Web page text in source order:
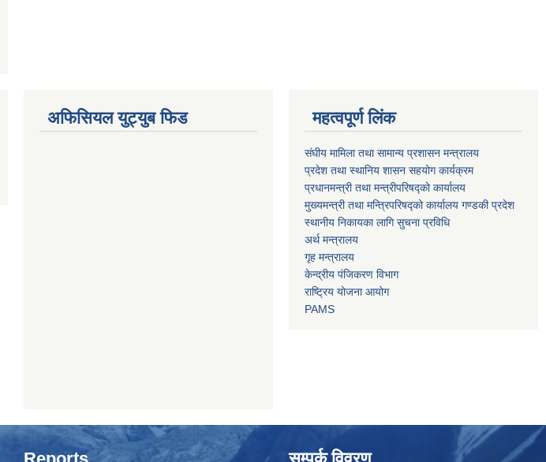
अफिसियल युट्युब फिड महत्वपूर्ण लिंक
संघीय मामिला तथा सामान्य प्रशासन मन्त्रालय
प्रदेश तथा स्थानिय शासन सहयोग कार्यक्रम
प्रधानमन्त्री तथा मन्त्रीपरिषद्को कार्यालय
मुख्यमन्त्री तथा मन्त्रिपरिषद्को कार्यालय गण्डकी प्रदेश
स्थानीय निकायका लागि सुचना प्रविधि
अर्थ मन्त्रालय
गृह मन्त्रालय
केन्द्रीय पंजिकरण विभाग
राष्ट्रिय योजना आयोग
PAMS